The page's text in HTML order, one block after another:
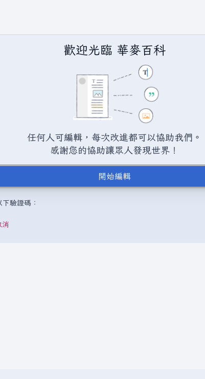
是取自不受版權保護的公開領域或自由資源。 請勿在未經授
驗證碼：
消
歡迎光臨 華麥百科
任何人可編輯，每次改進都可以協助我們。
感謝您的協助讓眾人發現世界！
開始編輯